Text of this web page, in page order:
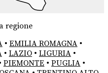
regione
• EMILIA ROMAGNA •
• LAZIO • LIGURIA •
PIEMONTE • PUGLIA •